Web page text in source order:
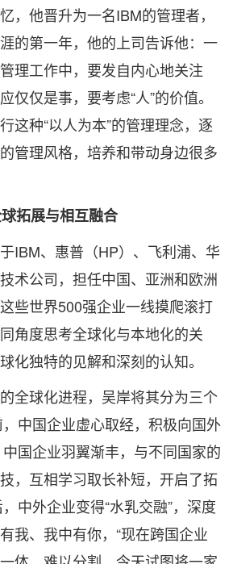
，他晋升为一名IBM的管理者，
的第一年，他的上司告诉他：一
理工作中，要发自内心地关注
仅仅是事，要考虑“人”的价值。
这种“以人为本”的管理理念，逐
管理风格，培养和带动身边很多
拓展与相互融合
IBM、惠普（HP）、飞利浦、华
术公司，担任中国、亚洲和欧洲
些世界500强企业一线摸爬滚打
角度思考全球化与本地化的关
化独特的见解和深刻的认知。
全球化进程，吴岸将其分为三个
中国企业虚心取经，积极向国外
国企业羽翼渐丰，与不同国家的
，互相学习取长补短，开启了拓
中外企业变得“水乳交融”，深度
我、我中有你，“现在跨国企业